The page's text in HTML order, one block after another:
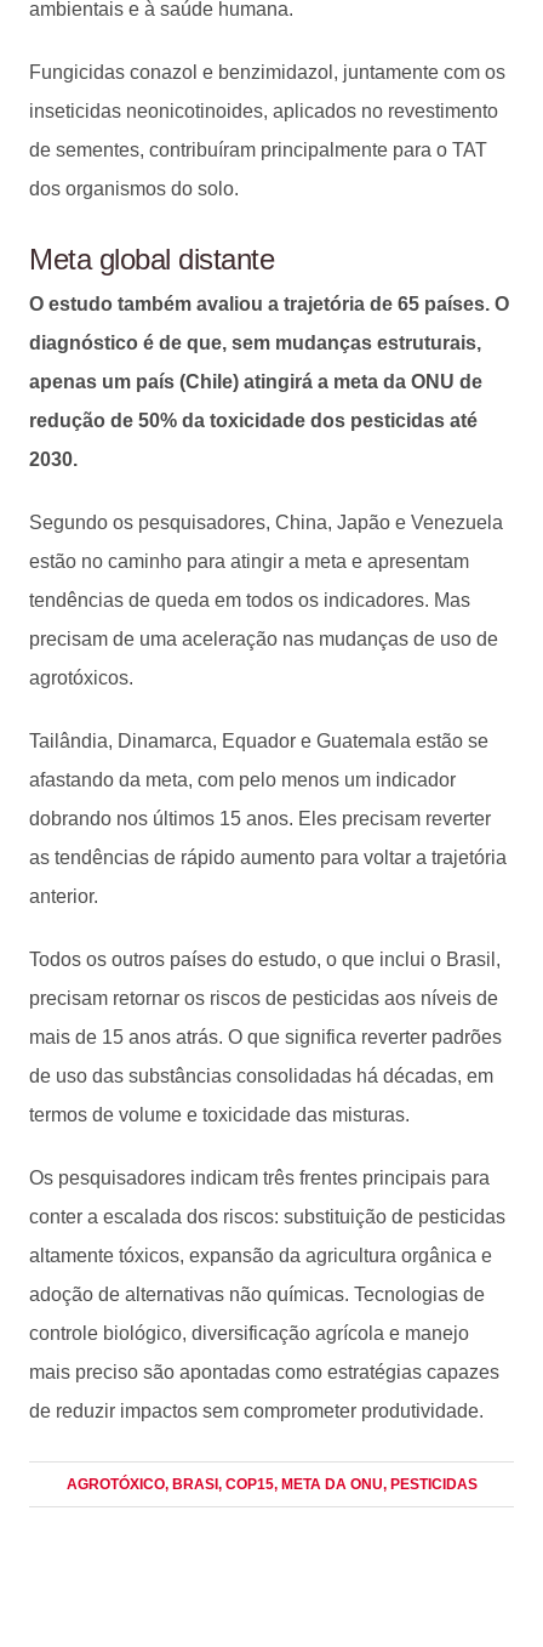
ambientais e à saúde humana.
Fungicidas conazol e benzimidazol, juntamente com os
inseticidas neonicotinoides, aplicados no revestimento
de sementes, contribuíram principalmente para o TAT
dos organismos do solo.
Meta global distante
O estudo também avaliou a trajetória de 65 países. O
diagnóstico é de que, sem mudanças estruturais,
apenas um país (Chile) atingirá a meta da ONU de
redução de 50% da toxicidade dos pesticidas até
2030.
Segundo os pesquisadores, China, Japão e Venezuela
estão no caminho para atingir a meta e apresentam
tendências de queda em todos os indicadores. Mas
precisam de uma aceleração nas mudanças de uso de
agrotóxicos.
Tailândia, Dinamarca, Equador e Guatemala estão se
afastando da meta, com pelo menos um indicador
dobrando nos últimos 15 anos. Eles precisam reverter
as tendências de rápido aumento para voltar a trajetória
anterior.
Todos os outros países do estudo, o que inclui o Brasil,
precisam retornar os riscos de pesticidas aos níveis de
mais de 15 anos atrás. O que significa reverter padrões
de uso das substâncias consolidadas há décadas, em
termos de volume e toxicidade das misturas.
Os pesquisadores indicam três frentes principais para
conter a escalada dos riscos: substituição de pesticidas
altamente tóxicos, expansão da agricultura orgânica e
adoção de alternativas não químicas. Tecnologias de
controle biológico, diversificação agrícola e manejo
mais preciso são apontadas como estratégias capazes
de reduzir impactos sem comprometer produtividade.
AGROTÓXICO, BRASI, COP15, META DA ONU, PESTICIDAS